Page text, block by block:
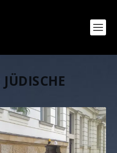
JÜDISCHE